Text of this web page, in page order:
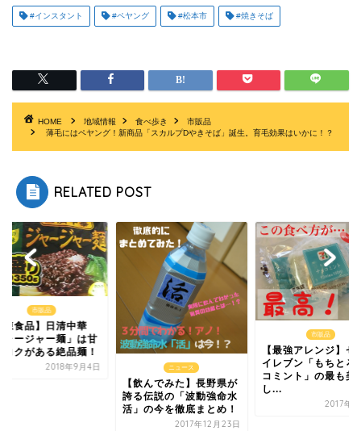
#インスタント #ペヤング #松本市 #焼きそば
HOME 地域情報 食べ歩き
市販品
薄毛にはペヤング！新商品「スカルプDやきそば」誕生。育毛効果はいかに！？
RELATED POST
市販品
凍食品】日清中華
ャージャー麺」は甘
コクがある絶品麺！
2018年9月4日 ニュース
【飲んでみた】長野県が
誇る伝説の「波動強命水
活」の今を徹底まとめ！
2017年12月23日
市販品
【最強アレンジ】セ
イレブン「もちとろ
コミント」の最も美
し...
2017年9